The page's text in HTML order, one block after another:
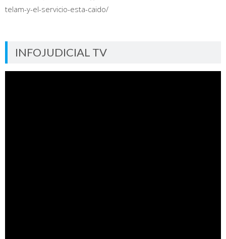
telam-y-el-servicio-esta-caido/
INFOJUDICIAL TV